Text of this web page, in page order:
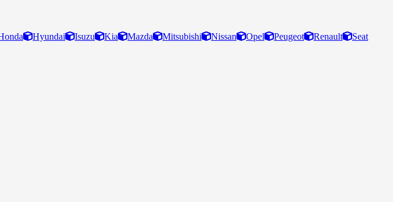
Hyundai Isuzu Kia Mazda Mitsubishi Nissan Opel Peugeot Renault
Seat